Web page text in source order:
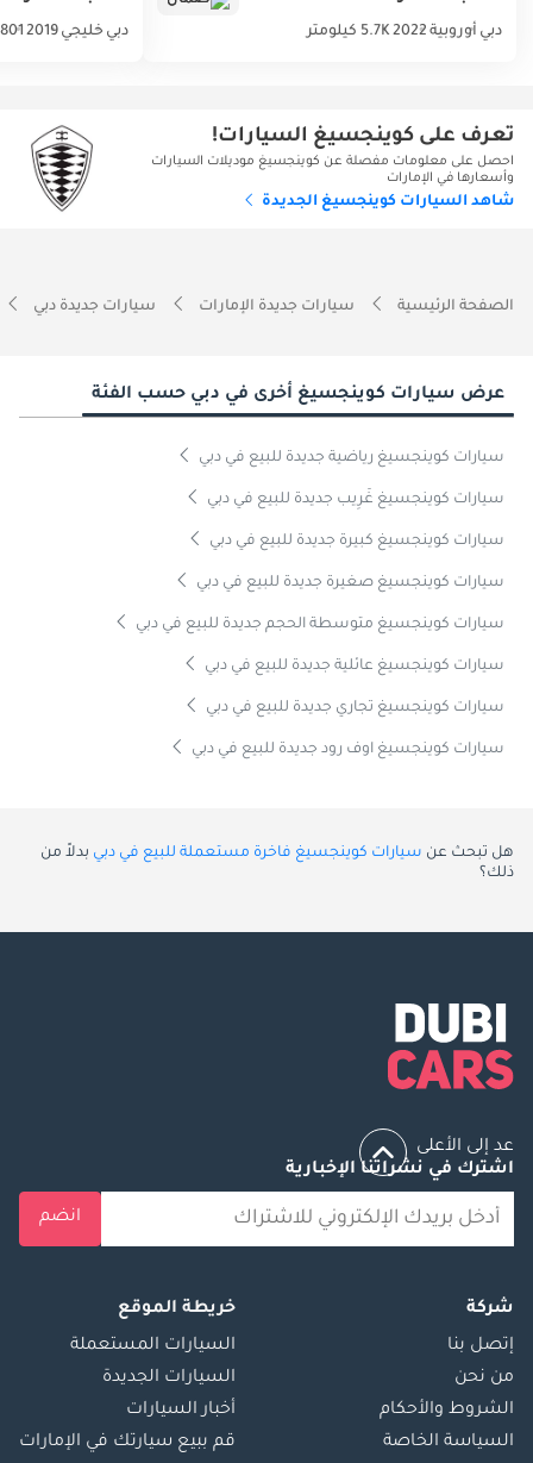
دبي أوروبية 20225.7K كيلومتر دبي خليجي 2019 801 كيلومتر
تعرف على كوينجسيغ السيارات!
احصل على معلومات مفصلة عن كوينجسيغ موديلات السيارات
وأسعارها في الإمارات
شاهد السيارات كوينجسيغ الجديدة
الصفحة الرئيسية سيارات جديدة الإمارات سيارات جديدة دبي
عرض سيارات كوينجسيغ أخرى في دبي حسب الفئة
سيارات كوينجسيغ رياضية جديدة للبيع في دبي
سيارات كوينجسيغ غَرِيب جديدة للبيع في دبي
سيارات كوينجسيغ كبيرة جديدة للبيع في دبي
سيارات كوينجسيغ صغيرة جديدة للبيع في دبي
سيارات كوينجسيغ متوسطة الحجم جديدة للبيع في دبي
سيارات كوينجسيغ عائلية جديدة للبيع في دبي
سيارات كوينجسيغ تجاري جديدة للبيع في دبي
سيارات كوينجسيغ اوف رود جديدة للبيع في دبي
هل تبحث عن سيارات كوينجسيغ فاخرة مستعملة للبيع في دبي بدلاً من
ذلك؟
عد إلى الأعلى
اشترك في نشراتنا الإخبارية
انضم
شركة
إتصل بنا
من نحن
الشروط والأحكام
السياسة الخاصة
خريطة الموقع
السيارات المستعملة
السيارات الجديدة
أخبار السيارات
قم ببيع سيارتك في الإمارات